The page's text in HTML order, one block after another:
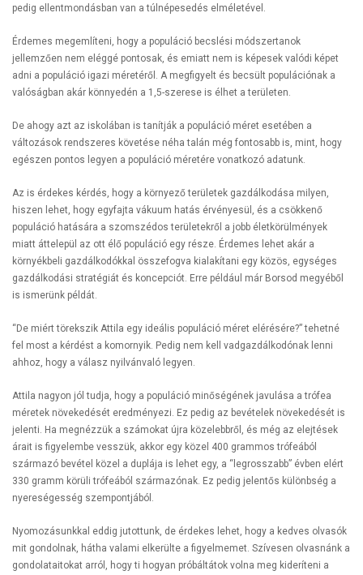
pedig ellentmondásban van a túlnépesedés elméletével.
Érdemes megemlíteni, hogy a populáció becslési módszertanok
jellemzően nem eléggé pontosak, és emiatt nem is képesek valódi képet
adni a populáció igazi méretéről. A megfigyelt és becsült populációnak a
valóságban akár könnyedén a 1,5-szerese is élhet a területen.
De ahogy azt az iskolában is tanítják a populáció méret esetében a
változások rendszeres követése néha talán még fontosabb is, mint, hogy
egészen pontos legyen a populáció méretére vonatkozó adatunk.
Az is érdekes kérdés, hogy a környező területek gazdálkodása milyen,
hiszen lehet, hogy egyfajta vákuum hatás érvényesül, és a csökkenő
populáció hatására a szomszédos területekről a jobb életkörülmények
miatt áttelepül az ott élő populáció egy része. Érdemes lehet akár a
környékbeli gazdálkodókkal összefogva kialakítani egy közös, egységes
gazdálkodási stratégiát és koncepciót. Erre például már Borsod megyéből
is ismerünk példát.
“De miért törekszik Attila egy ideális populáció méret elérésére?” tehetné
fel most a kérdést a komornyik. Pedig nem kell vadgazdálkodónak lenni
ahhoz, hogy a válasz nyilvánvaló legyen.
Attila nagyon jól tudja, hogy a populáció minőségének javulása a trófea
méretek növekedését eredményezi. Ez pedig az bevételek növekedését is
jelenti. Ha megnézzük a számokat újra közelebbről, és még az elejtések
árait is figyelembe vesszük, akkor egy közel 400 grammos trófeából
származó bevétel közel a duplája is lehet egy, a “legrosszabb” évben elért
330 gramm körüli trófeából származónak. Ez pedig jelentős különbség a
nyereségesség szempontjából.
Nyomozásunkkal eddig jutottunk, de érdekes lehet, hogy a kedves olvasók
mit gondolnak, hátha valami elkerülte a figyelmemet. Szívesen olvasnánk a
gondolataitokat arról, hogy ti hogyan próbáltátok volna meg kideríteni a